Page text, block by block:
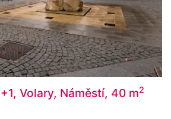
Volary, Náměstí, 40 m2